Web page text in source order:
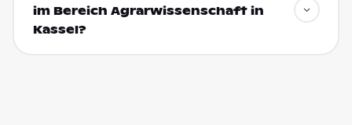
im Bereich Agrarwissenschaft in
Kassel?